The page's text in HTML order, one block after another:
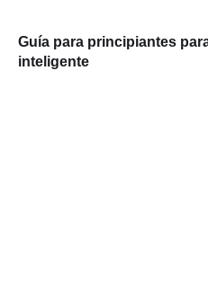
Guía para principiantes
inteligente